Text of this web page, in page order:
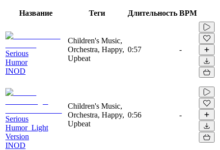
Название Теги Длительность BPM
Serious
Humor
INOD
Children's Music,
Orchestra, Happy,
Upbeat
0:57 -
Serious
Humor_Light
Version
INOD
Children's Music,
Orchestra, Happy,
Upbeat
0:56 -